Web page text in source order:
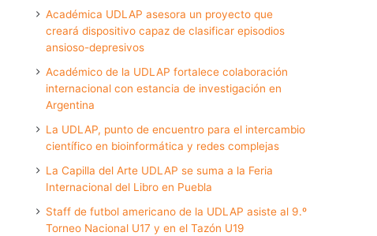
Académica UDLAP asesora un proyecto que
creará dispositivo capaz de clasificar episodios
ansioso-depresivos
Académico de la UDLAP fortalece colaboración
internacional con estancia de investigación en
Argentina
La UDLAP, punto de encuentro para el intercambio
científico en bioinformática y redes complejas
La Capilla del Arte UDLAP se suma a la Feria
Internacional del Libro en Puebla
Staff de futbol americano de la UDLAP asiste al 9.º
Torneo Nacional U17 y en el Tazón U19